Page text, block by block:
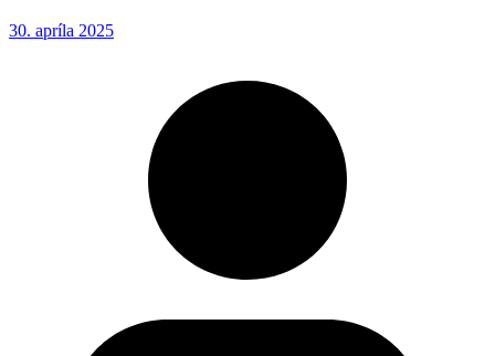
30. apríla 2025